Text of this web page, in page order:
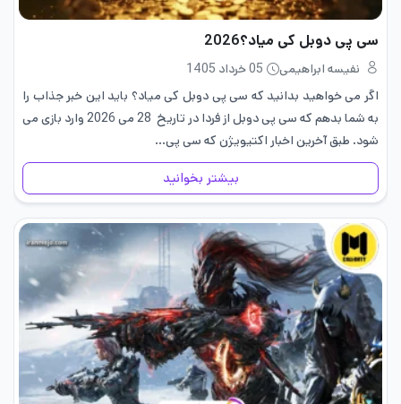
سی پی دوبل کی میاد؟2026
نفیسه ابراهیمی
05 خرداد 1405
اگر می خواهید بدانید که سی پی دوبل کی میاد؟ باید این خبر جذاب را
به شما بدهم که سی پی دوبل از فردا در تاریخ 28 می 2026 وارد بازی می
شود. طبق آخرین اخبار اکتیویژن که سی پی…
بیشتر بخوانید